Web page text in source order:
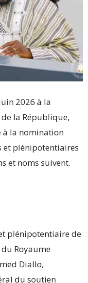
2026 à la
la République,
à la nomination
et plénipotentiaires
et noms suivent.
plénipotentiaire de
Royaume
Diallo,
du soutien